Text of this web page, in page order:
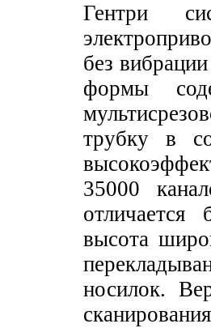
Гентри
без
формы
трубку в
35000
высота
носилок.